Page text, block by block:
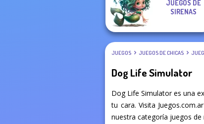
JUEGOS DE
SIRENAS
JUEGOS JUEGOS DE CHICAS
Dog Life Simulator
Dog Life Simulator es una
tu cara. Visita
nuestra categoría juegos